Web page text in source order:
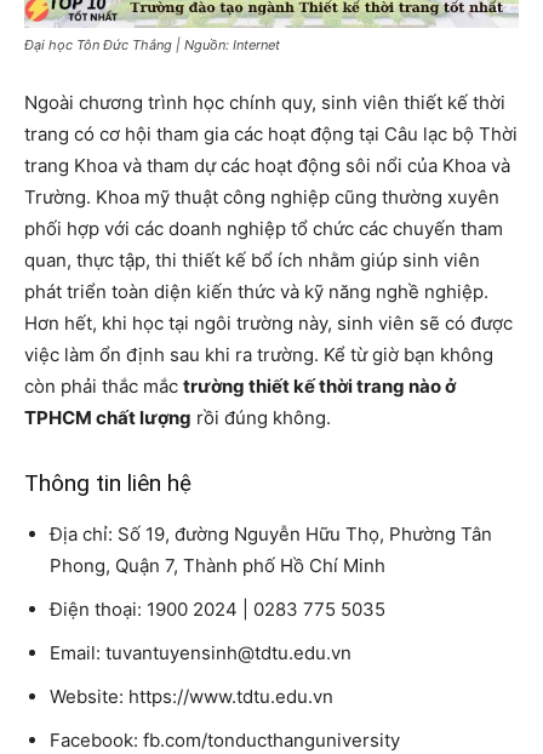
Đại học Tôn Đức Thắng | Nguồn: Internet
Ngoài chương trình học chính quy, sinh viên thiết kế thời
trang có cơ hội tham gia các hoạt động tại Câu lạc bộ Thời
trang Khoa và tham dự các hoạt động sôi nổi của Khoa và
Trường. Khoa mỹ thuật công nghiệp cũng thường xuyên
phối hợp với các doanh nghiệp tổ chức các chuyến tham
quan, thực tập, thi thiết kế bổ ích nhằm giúp sinh viên
phát triển toàn diện kiến ​​thức và kỹ năng nghề nghiệp.
Hơn hết, khi học tại ngôi trường này, sinh viên sẽ có được
việc làm ổn định sau khi ra trường. Kể từ giờ bạn không
còn phải thắc mắc trường thiết kế thời trang nào ở
TPHCM chất lượng rồi đúng không.
Thông tin liên hệ
Địa chỉ: Số 19, đường Nguyễn Hữu Thọ, Phường Tân
Phong, Quận 7, Thành phố Hồ Chí Minh
Điện thoại: 1900 2024 | 0283 775 5035
Email: tuvantuyensinh@tdtu.edu.vn
Website: https://www.tdtu.edu.vn
Facebook: fb.com/tonducthanguniversity